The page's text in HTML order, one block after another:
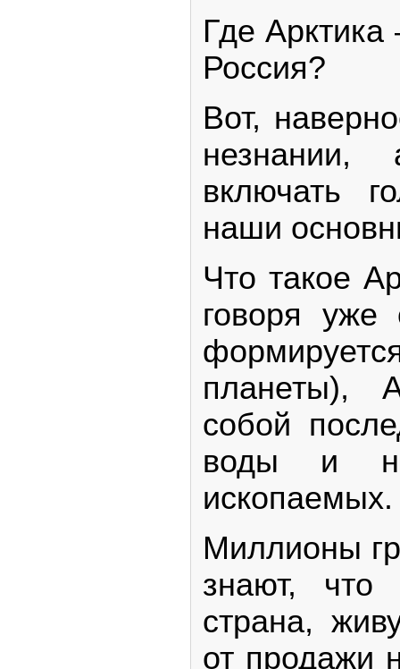
Где
Россия?
Вот,
включать
наши
Что такое
говоря уже
планеты),
собой
воды и
ископаемых.
Миллионы
знают,
страна,
от продажи